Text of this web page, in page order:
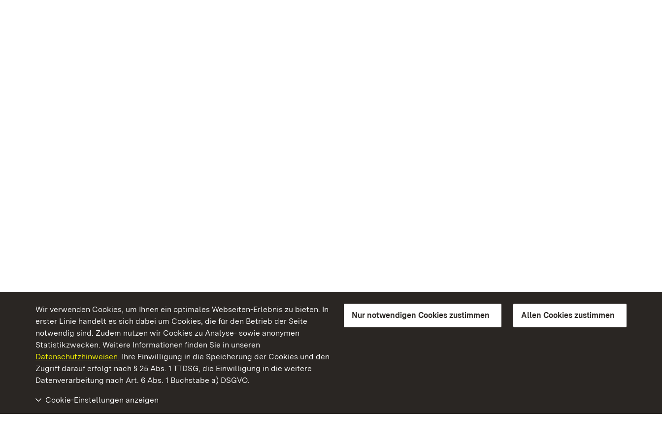
Wir verwenden Cookies, um Ihnen ein optimales Webseiten-Erlebnis zu bieten. In
erster Linie handelt es sich dabei um Cookies, die für den Betrieb der Seite
notwendig sind. Zudem nutzen wir Cookies zu Analyse- sowie anonymen
Statistikzwecken. Weitere Informationen finden Sie in unseren
Datenschutzhinweisen. Ihre Einwilligung in die Speicherung der Cookies und den
Zugriff darauf erfolgt nach § 25 Abs. 1 TTDSG, die Einwilligung in die weitere
Datenverarbeitung nach Art. 6 Abs. 1 Buchstabe a) DSGVO.
Nur notwendigen Cookies zustimmen Allen Cookies zustimmen
Cookie-Einstellungen anzeigen
Kommen. Staunen. Genießen.